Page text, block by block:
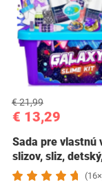
€ 13,29
€ 21,99
Sada pre vlastnú
slizov, sliz,
pre…